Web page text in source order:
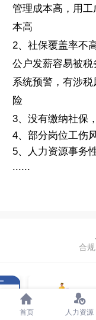
管理成本高，用工
本高
2、社保覆盖率不
公户发薪容易被税
系统预警，有涉税
险
3、没有缴纳社保
4、部分岗位工伤
5、人力资源事务
......
合
首页 人力资源